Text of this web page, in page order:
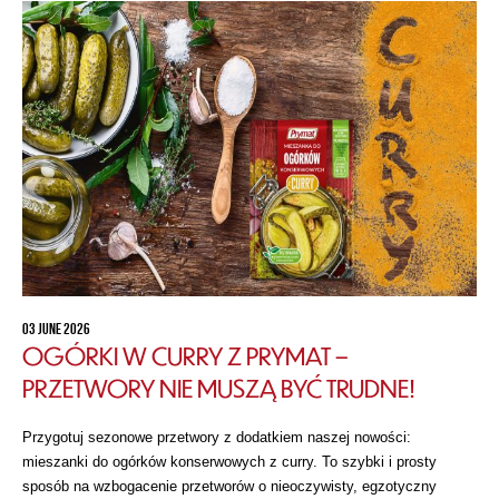
03 JUNE 2026
OGÓRKI W CURRY Z PRYMAT –
PRZETWORY NIE MUSZĄ BYĆ TRUDNE!
Przygotuj sezonowe przetwory z dodatkiem naszej nowości:
mieszanki do ogórków konserwowych z curry. To szybki i prosty
sposób na wzbogacenie przetworów o nieoczywisty, egzotyczny